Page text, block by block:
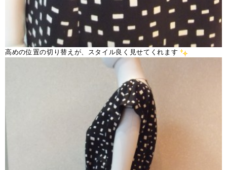
高めの位置の切り替えが、スタイル良く見せてくれます